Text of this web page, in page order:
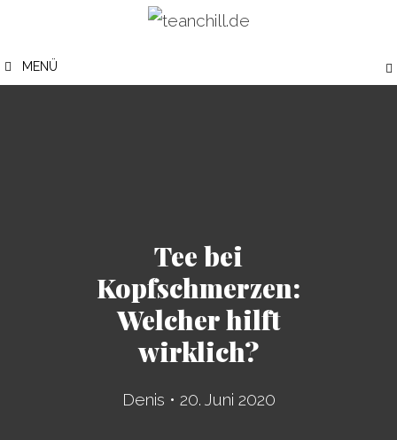
springen
MENÜ
Tee bei
Kopfschmerzen:
Welcher hilft
wirklich?
Denis • 20. Juni 2020